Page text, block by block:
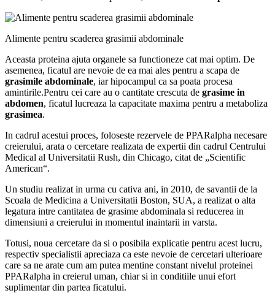
Alimente pentru scaderea grasimii abdominale
Aceasta proteina ajuta organele sa functioneze cat mai optim. De
asemenea, ficatul are nevoie de ea mai ales pentru a scapa de
grasimile abdominale, iar hipocampul ca sa poata procesa
amintirile.Pentru cei care au o cantitate crescuta de grasime in
abdomen, ficatul lucreaza la capacitate maxima pentru a metaboliza
grasimea.
In cadrul acestui proces, foloseste rezervele de PPARalpha necesare
creierului, arata o cercetare realizata de expertii din cadrul Centrului
Medical al Universitatii Rush, din Chicago, citat de „Scientific
American“.
Un studiu realizat in urma cu cativa ani, in 2010, de savantii de la
Scoala de Medicina a Universitatii Boston, SUA, a realizat o alta
legatura intre cantitatea de grasime abdominala si reducerea in
dimensiuni a creierului in momentul inaintarii in varsta.
Totusi, noua cercetare da si o posibila explicatie pentru acest lucru,
respectiv specialistii apreciaza ca este nevoie de cercetari ulterioare
care sa ne arate cum am putea mentine constant nivelul proteinei
PPARalpha in creierul uman, chiar si in conditiile unui efort
suplimentar din partea ficatului.